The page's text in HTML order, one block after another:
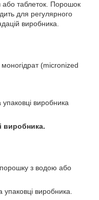
або таблеток. Порошок
для регулярного
виробника.
моногідрат (micronized
виробника
виробника.
з водою або
упаковці виробника.